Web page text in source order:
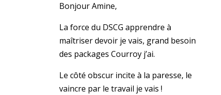
Bonjour Amine,
La force du DSCG apprendre à
maîtriser devoir je vais, grand besoin
des packages Courroy j’ai.
Le côté obscur incite à la paresse, le
vaincre par le travail je vais !